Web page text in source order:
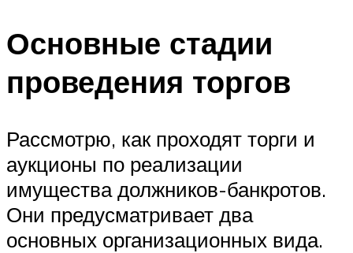
Основные стадии
проведения торгов
Рассмотрю, как проходят торги и
аукционы по реализации
имущества должников-банкротов.
Они предусматривает два
основных организационных вида.